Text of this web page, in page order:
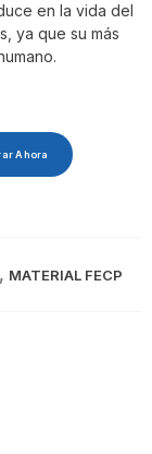
en la vida del
ya que su más
Ahora
, MATERIAL FECP